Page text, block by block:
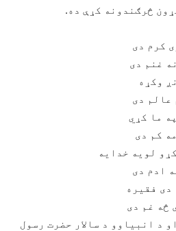
څرګندونه کړې ده.
کرم دی
غنم دی
وکړه
عالم دی
ما کړي
کم دی
لويه خدايه
ادم دی
دی فقيره
څه غم دی
د انبياوو د سالار حضرت رسول